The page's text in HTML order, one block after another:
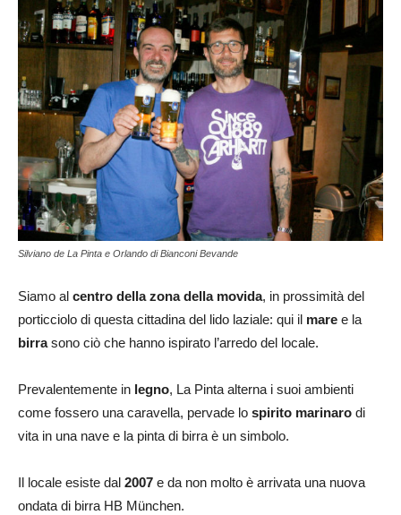
Silviano de La Pinta e Orlando di Bianconi Bevande
Siamo al centro della zona della movida, in prossimità del
porticciolo di questa cittadina del lido laziale: qui il mare e la
birrasono ciò che hanno ispirato l’arredo del locale.
Prevalentemente in legno, La Pinta alterna i suoi ambienti
come fossero una caravella, pervade lo spirito marinaro di
vita in una nave e la pinta di birra è un simbolo.
Il locale esiste dal 2007 e da non molto è arrivata una nuova
ondata di birra HB München.